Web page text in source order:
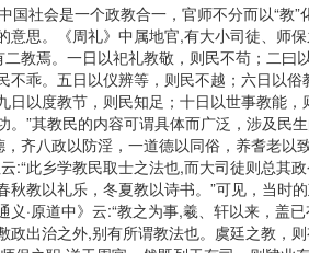
社会是一个政教合一，官师不分而以“教”
意思。《周礼》中属地官,有大小司徒、师
二教焉。一日以祀礼教敬，则民不苟；二
乖。五日以仪辨等，则民不越；六日以俗
以度教节，则民知足；十日以世事教能，
”其教民的内容可谓具体而广泛，涉及民
齐八政以防淫，一道德以同俗，养耆老以
:“此乡学教民取士之法也,而大司徒则总其
教以礼乐，冬夏教以诗书。”可见，当时
·原道中》云:“教之为事,羲、轩以来，盖
政出治之外,别有所谓教法也。虞廷之教，